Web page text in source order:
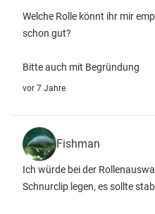
Welche Rolle könnt ihr mir
schon gut?
Bitte auch mit Begründung
vor 7 Jahre
Fishman
Ich würde bei der
Schnurclip legen, es sollte